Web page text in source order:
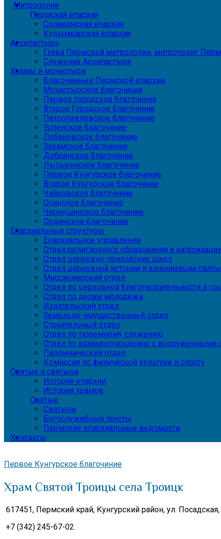
Митрополия
Пермская епархия
Соликамская епархия
Кудымкарская епархия
Архипастырь
Глава Пермской митрополии, митрополит
Служение Архипастыря
Храмы и монастыри
Благочинные Пермской епархии
Монастырское благочиние
Первое городское благочиние
Второе Городское благочиние
Петропавловское благочиние
Успенское благочиние
Лобановское благочиние
Закамское благочиние
Добрянское благочиние
Лысьвенское благочиние
Первое Кунгурское благочиние
Второе Кунгурское благочиние
Чайковское благочиние
Осинское благочиние
Чернушинское благочиние
Ординское благочиние
Епархиальные структуры
Епархиальное управление
Отдел религиозного образования и катехизации
Отдел церковно-приходских школ
Отдел церковной истории и канонизации
Миссионерский отдел
Отдел по церковной благотворительности и
Отдел по делам молодежи
Издательский отдел
Земельно-имущественный отдел
Строительный отдел
Отдел по тюремному служению
Отдел по взаимоотношению с вооруженными
Паломнический отдел
Комиссия по физической культуре и спорту
Святые и святыни
История епархии
История храмов
Святые
Святыни
Богослужебные тексты
Пермские епархиальные ведомости
Контакты
Первое Кунгурское благочиние
Храм Святой Троицы села Троицк
617451, Пермский край, Кунгурский район, ул. Посадская,
+7 (342) 245-67-02.